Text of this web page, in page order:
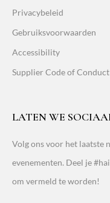
Privacybeleid
Gebruiksvoorwaarden
Accessibility
Supplier Code of Conduct
LATEN WE
Volg ons voor het laatste
evenementen. Deel je
om vermeld te worden!